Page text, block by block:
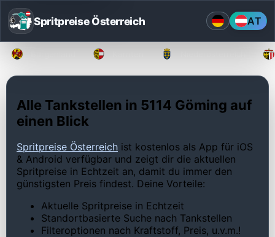
Spritpreise Österreich AT
Alle Tankstellen in 5114 Göming auf
einen Blick
Spritpreise Österreich ist kostenlos als App für iOS
& Android verfügbar und zeigt dir die aktuellen
Spritpreise in Echtzeit an, damit du immer den
günstigsten Preis findest. Deine Vorteile:
Aktuelle Spritpreise in Echtzeit
Standortbasierte Suche nach Tankstellen
Filteroptionen nach Kraftstoff, Preis, u.v.m.!